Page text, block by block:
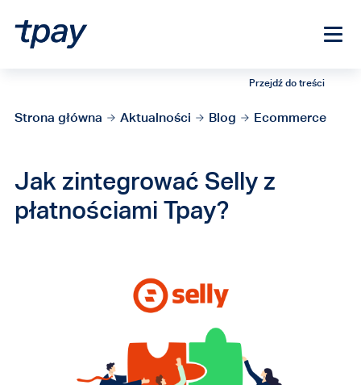
Przejdź do treści
Strona główna Aktualności Blog Ecommerce
Jak zintegrować Selly z
płatnościami Tpay?